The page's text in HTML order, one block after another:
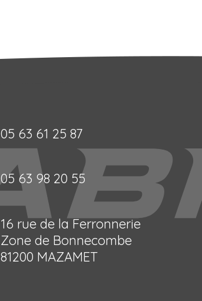
05 63 61 25 87
05 63 98 20 55
16 rue de la Ferronnerie
Zone de Bonnecombe
81200 MAZAMET